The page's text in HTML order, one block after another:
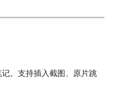
。支持插入截图、原片跳